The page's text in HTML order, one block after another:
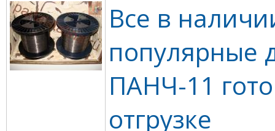
Все в
популярные
ПАНЧ-11
отгрузке